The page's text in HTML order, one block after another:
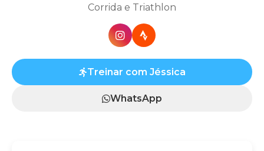
Corrida e Triathlon
Treinar com Jéssica
WhatsApp